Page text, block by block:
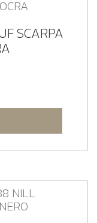
SCARPA